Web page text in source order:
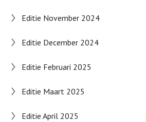
Editie November 2024
Editie December 2024
Editie Februari 2025
Editie Maart 2025
Editie April 2025